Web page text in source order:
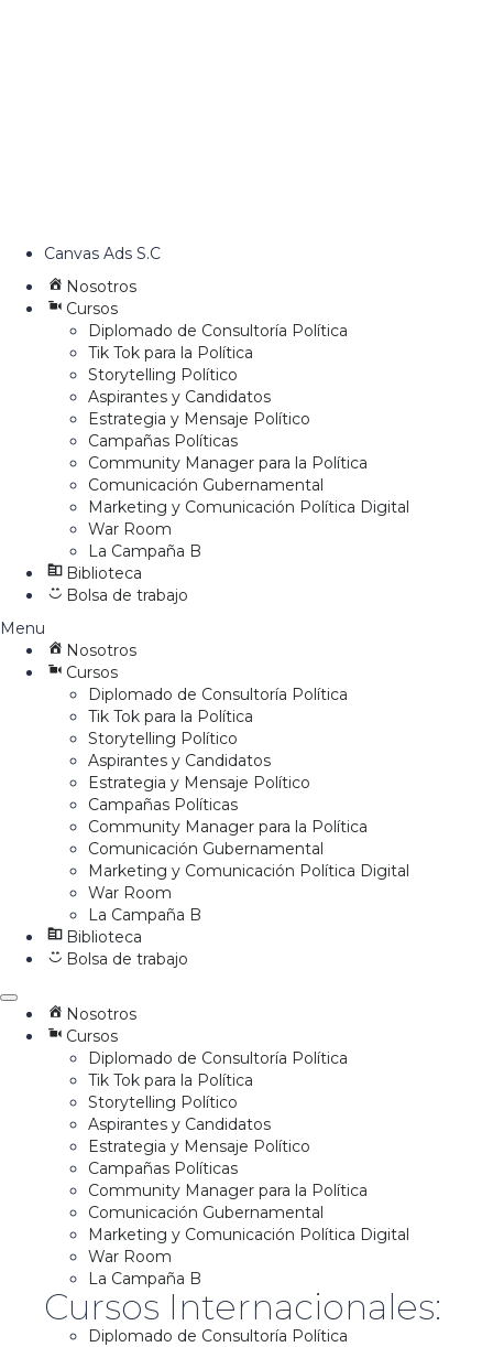
Canvas Ads S.C
Nosotros
Cursos
Diplomado de Consultoría Política
Tik Tok para la Política
Storytelling Político
Aspirantes y Candidatos
Estrategia y Mensaje Político
Campañas Políticas
Community Manager para la Política
Comunicación Gubernamental
Marketing y Comunicación Política Digital
War Room
La Campaña B
Biblioteca
Bolsa de trabajo
Menu
Nosotros
Cursos
Diplomado de Consultoría Política
Tik Tok para la Política
Storytelling Político
Aspirantes y Candidatos
Estrategia y Mensaje Político
Campañas Políticas
Community Manager para la Política
Comunicación Gubernamental
Marketing y Comunicación Política Digital
War Room
La Campaña B
Biblioteca
Bolsa de trabajo
Nosotros
Cursos
Diplomado de Consultoría Política
Tik Tok para la Política
Storytelling Político
Aspirantes y Candidatos
Estrategia y Mensaje Político
Campañas Políticas
Community Manager para la Política
Comunicación Gubernamental
Marketing y Comunicación Política Digital
War Room
La Campaña B
Cursos Internacionales:
Diplomado de Consultoría Política